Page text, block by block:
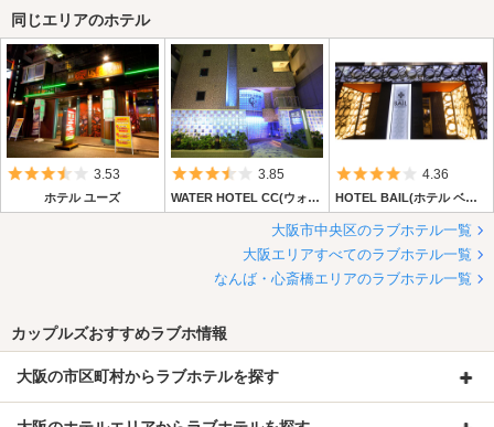
とニアミスします。
ホテルの人とは一切対面では関わりません。
サービスタイム、おしゃれ度合い、おすすめです。
同じエリアのホテル
5つ星のうち3.5
3.53
ホテル ユーズ
5つ星のうち3.5
3.85
WATER HOTEL CC(ウォーター ホテル シーシー)
5つ星のうち4
4.36
HOTEL BAIL(ホテル ベイル)
大阪市中央区のラブホテル一覧
大阪エリアすべてのラブホテル一覧
なんば・心斎橋エリアのラブホテル一覧
カップルズおすすめラブホ情報
大阪の市区町村からラブホテルを探す